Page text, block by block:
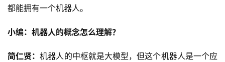
更
多
内
容
都能拥有一个机器人。
小编：机器人的概念怎么理解？
简仁贤：机器人的中枢就是大模型，但这个机器人是一个应